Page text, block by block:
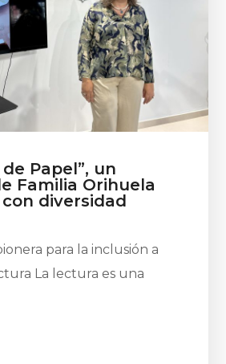
Papel”, un
Familia Orihuela
diversidad
para la inclusión a
La lectura es una